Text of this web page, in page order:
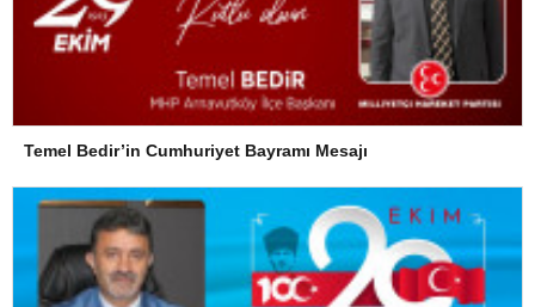
Temel Bedir’in Cumhuriyet Bayramı Mesajı